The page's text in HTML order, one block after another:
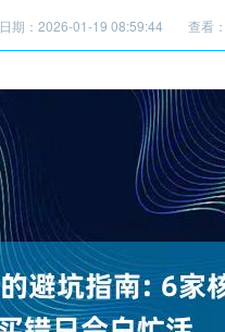
日期：2026-01-19 08:59:44 查看